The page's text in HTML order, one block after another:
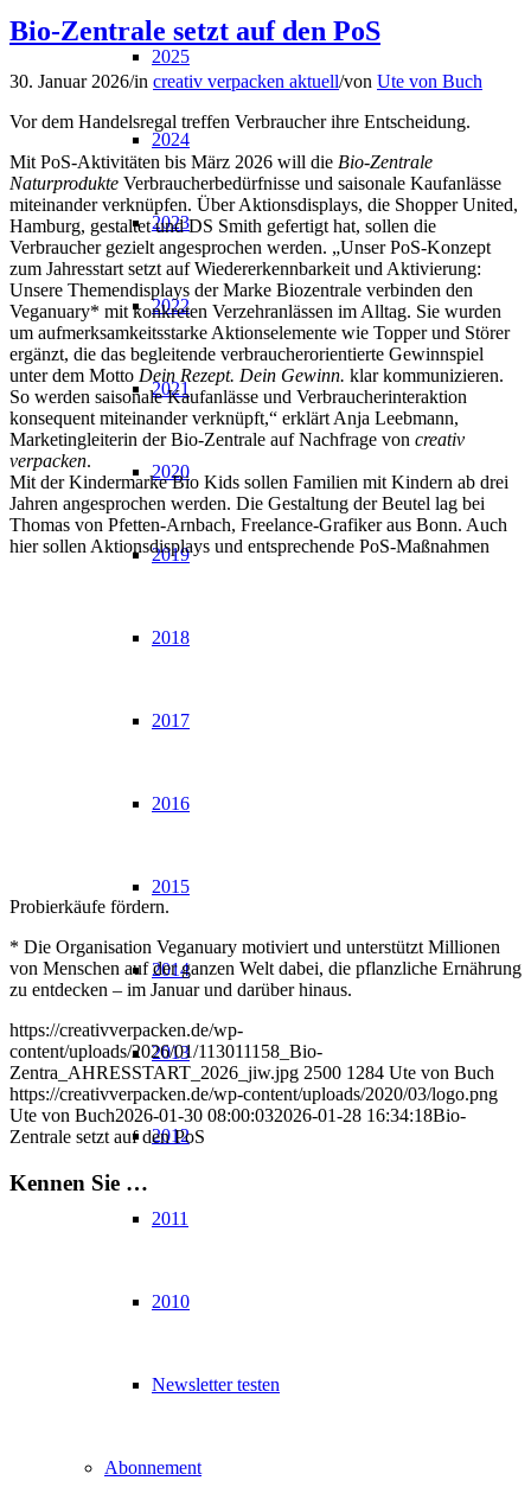
2025
2024
2023
2022
2021
2020
2019
2018
2017
2016
2015
2014
2013
2012
2011
2010
Newsletter testen
Abonnement
Bio-Zentrale setzt auf den PoS
30. Januar 2026/in creativ verpacken aktuell/von Ute von Buch
Vor dem Handelsregal treffen Verbraucher ihre Entscheidung.
Mit PoS-Aktivitäten bis März 2026 will die Bio-Zentrale
Naturprodukte Verbraucherbedürfnisse und saisonale Kaufanlässe
miteinander verknüpfen. Über Aktionsdisplays, die Shopper United,
Hamburg, gestaltet und DS Smith gefertigt hat, sollen die
Verbraucher gezielt angesprochen werden. „Unser PoS-Konzept
zum Jahresstart setzt auf Wiedererkennbarkeit und Aktivierung:
Unsere Themendisplays der Marke Biozentrale verbinden den
Veganuary* mit konkreten Verzehranlässen im Alltag. Sie wurden
um aufmerksamkeitsstarke Aktionselemente wie Topper und Störer
ergänzt, die das begleitende verbraucherorientierte Gewinnspiel
unter dem Motto Dein Rezept. Dein Gewinn. klar kommunizieren.
So werden saisonale Kaufanlässe und Verbraucherinteraktion
konsequent miteinander verknüpft,“ erklärt Anja Leebmann,
Marketingleiterin der Bio-Zentrale auf Nachfrage von creativ
verpacken.
Mit der Kindermarke Bio Kids sollen Familien mit Kindern ab drei
Jahren angesprochen werden. Die Gestaltung der Beutel lag bei
Thomas von Pfetten-Arnbach, Freelance-Grafiker aus Bonn. Auch
hier sollen Aktionsdisplays und entsprechende PoS-Maßnahmen
Probierkäufe fördern.
* Die Organisation Veganuary motiviert und unterstützt Millionen
von Menschen auf der ganzen Welt dabei, die pflanzliche Ernährung
zu entdecken – im Januar und darüber hinaus.
https://creativverpacken.de/wp-
content/uploads/2026/01/113011158_Bio-
Zentra_AHRESSTART_2026_jiw.jpg 2500 1284 Ute von Buch
https://creativverpacken.de/wp-content/uploads/2020/03/logo.png
Ute von Buch2026-01-30 08:00:032026-01-28 16:34:18Bio-
Zentrale setzt auf den PoS
Kennen Sie …